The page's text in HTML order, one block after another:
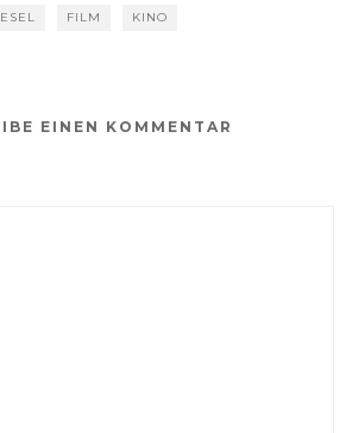
ESEL FILM KINO
EINEN KOMMENTAR